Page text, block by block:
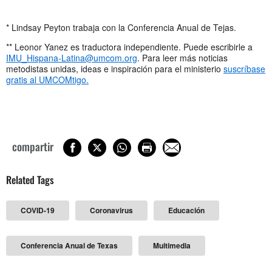
* Lindsay Peyton trabaja con la Conferencia Anual de Tejas.
** Leonor Yanez es traductora independiente. Puede escribirle a
IMU_Hispana-Latina@umcom.org. Para leer más noticias
metodistas unidas, ideas e inspiración para el ministerio suscríbase
gratis al UMCOMtigo.
compartir
Related Tags
COVID-19 Coronavirus Educación
Conferencia Anual de Texas Multimedia